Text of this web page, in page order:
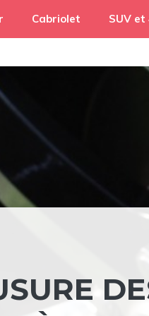
Cabriolet SUV et